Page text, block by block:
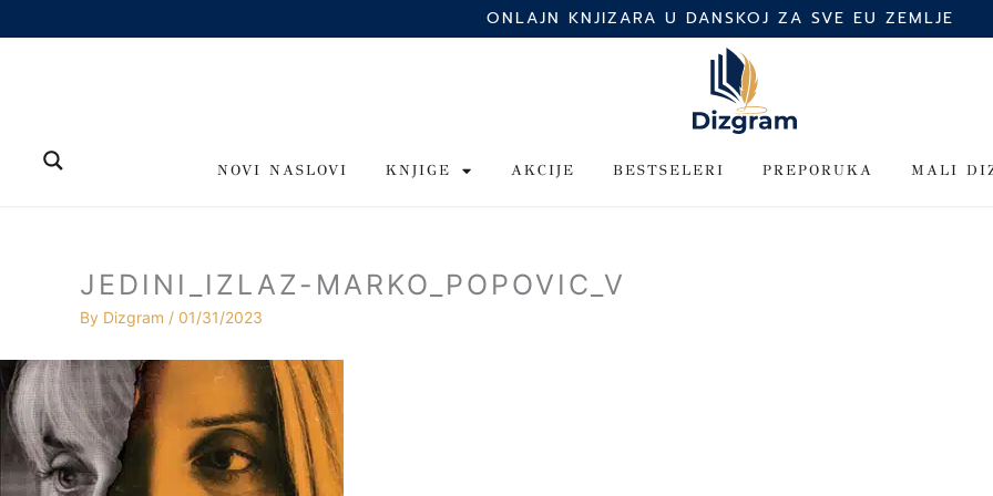
to
ONLAJN KNJIZARA U DANSKOJ ZA SVE EU ZEMLJE
NOVI NASLOVI KNJIGE AKCIJE BESTSELERI PREPORUKA MALI
JEDINI_IZLAZ-MARKO_POPOVIC_V
By Dizgram / 01/31/2023